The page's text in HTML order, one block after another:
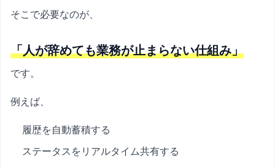
そこで必要なのが、
「人が辞めても業務が止まらない仕組み」
です。
例えば、
履歴を自動蓄積する
ステータスをリアルタイム共有する